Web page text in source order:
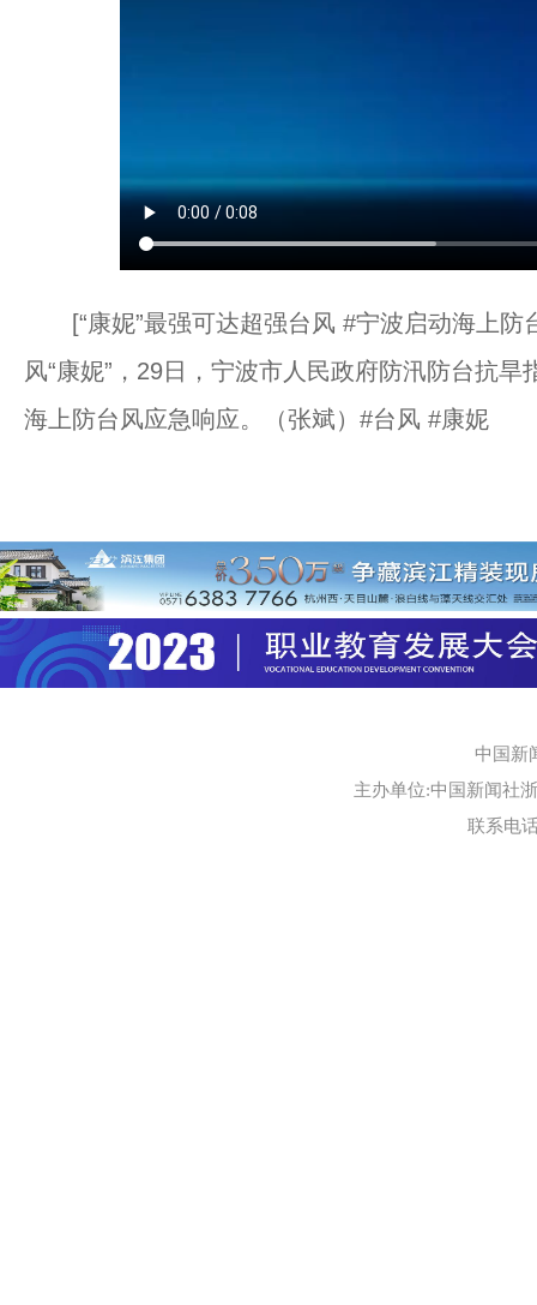
[“康妮”最强可达超强台风 #宁波启动海上防
风“康妮”，29日，宁波市人民政府防汛防台抗
海上防台风应急响应。（张斌）#台风 #康妮
中国新
主办单位:中国新闻社
联系电